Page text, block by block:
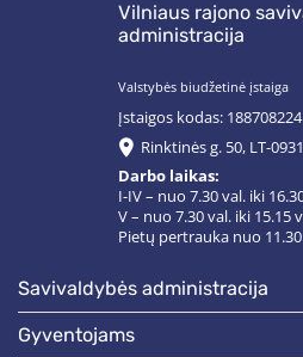
Vilniaus rajono
administracija
Valstybės biudžetinė įstaiga
Įstaigos kodas: 188708224
Rinktinės g. 50, LT-
Darbo laikas:
I-IV – nuo 7.30 val. iki
V – nuo 7.30 val. iki 15.15
Pietų pertrauka nuo
savivaldybės administracija
gyventojams